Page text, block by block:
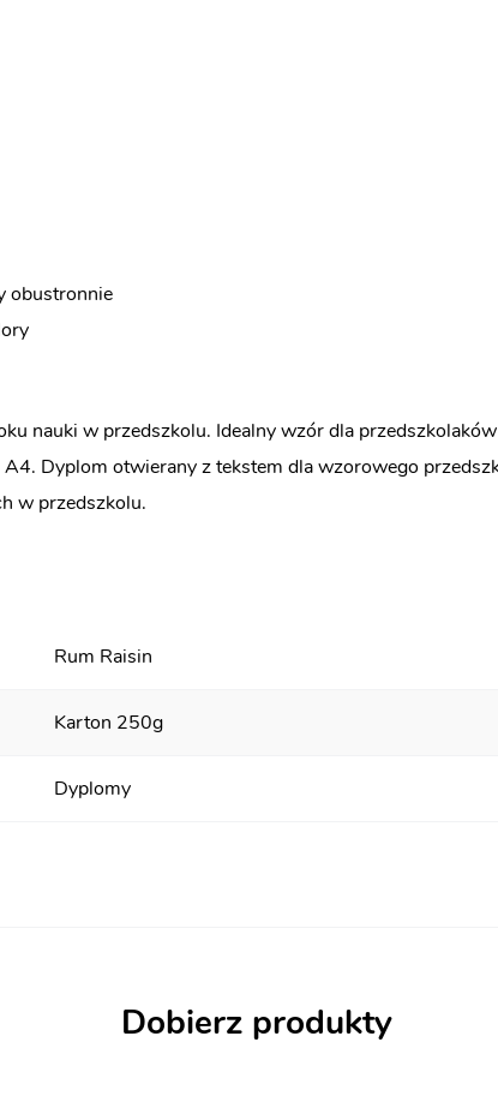
obustronnie
nauki w przedszkolu. Idealny wzór dla
A4. Dyplom otwierany z tekstem dla wzorowego
w przedszkolu.
Rum Raisin
Karton 250g
Dyplomy
Dobierz produkty